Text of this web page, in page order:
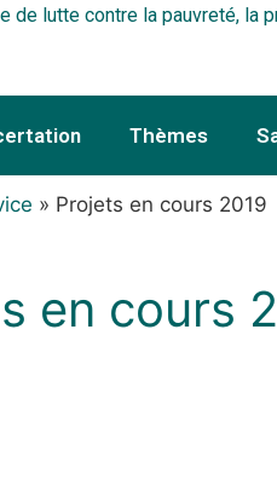
de lutte contre la pauvreté, la
Thèmes
» Projets en cours 2019
en cours